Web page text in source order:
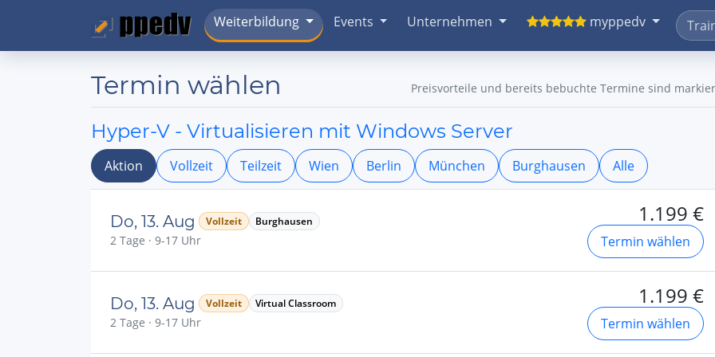
Weiterbildung Events Unternehmen myppedv
Termin wählen Preisvorteile und bereits bebuchte Termine sind
Hyper-V - Virtualisieren mit Windows Server
Aktion Vollzeit Teilzeit Wien Berlin München Burghausen Alle
Do, 13. Aug Vollzeit Burghausen
2 Tage · 9-17 Uhr
1.199 €
Termin wählen
Do, 13. Aug Vollzeit Virtual Classroom
2 Tage · 9-17 Uhr
1.199 €
Termin wählen